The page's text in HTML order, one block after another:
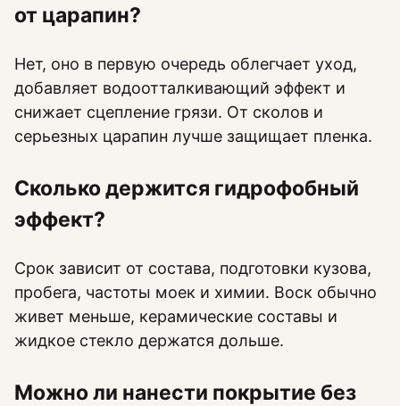
от царапин?
Нет, оно в первую очередь облегчает уход,
добавляет водоотталкивающий эффект и
снижает сцепление грязи. От сколов и
серьезных царапин лучше защищает пленка.
Сколько держится гидрофобный
эффект?
Срок зависит от состава, подготовки кузова,
пробега, частоты моек и химии. Воск обычно
живет меньше, керамические составы и
жидкое стекло держатся дольше.
Можно ли нанести покрытие без